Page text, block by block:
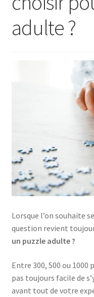
adulte ?
Lorsque l’on souhaite
question revient
un puzzle adulte ?
Entre 300, 500 ou 1000
pas toujours facile de
avant tout de votre